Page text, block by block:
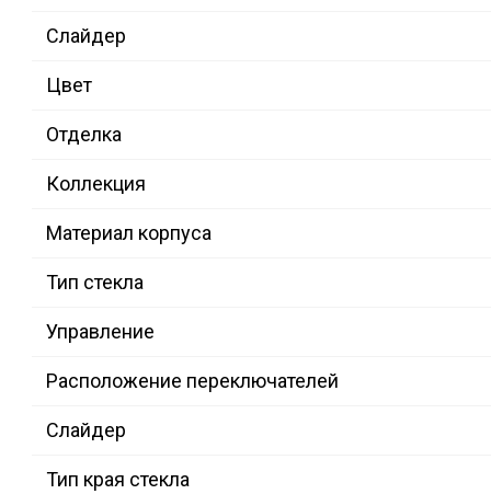
Слайдер
Цвет
Отделка
Коллекция
Материал корпуса
Тип стекла
Управление
Расположение переключателей
Слайдер
Тип края стекла